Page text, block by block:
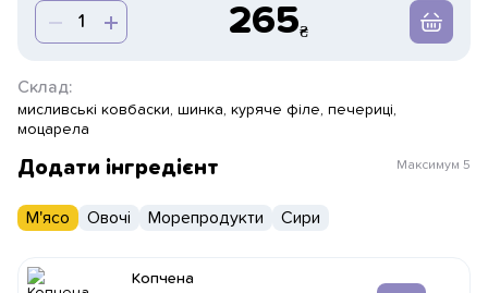
265
Склад:
мисливські ковбаски, шинка, куряче філе, печериці,
моцарела
Додати інгредієнт Максимум 5
М'ясо Овочі Морепродукти Сири
Копчена